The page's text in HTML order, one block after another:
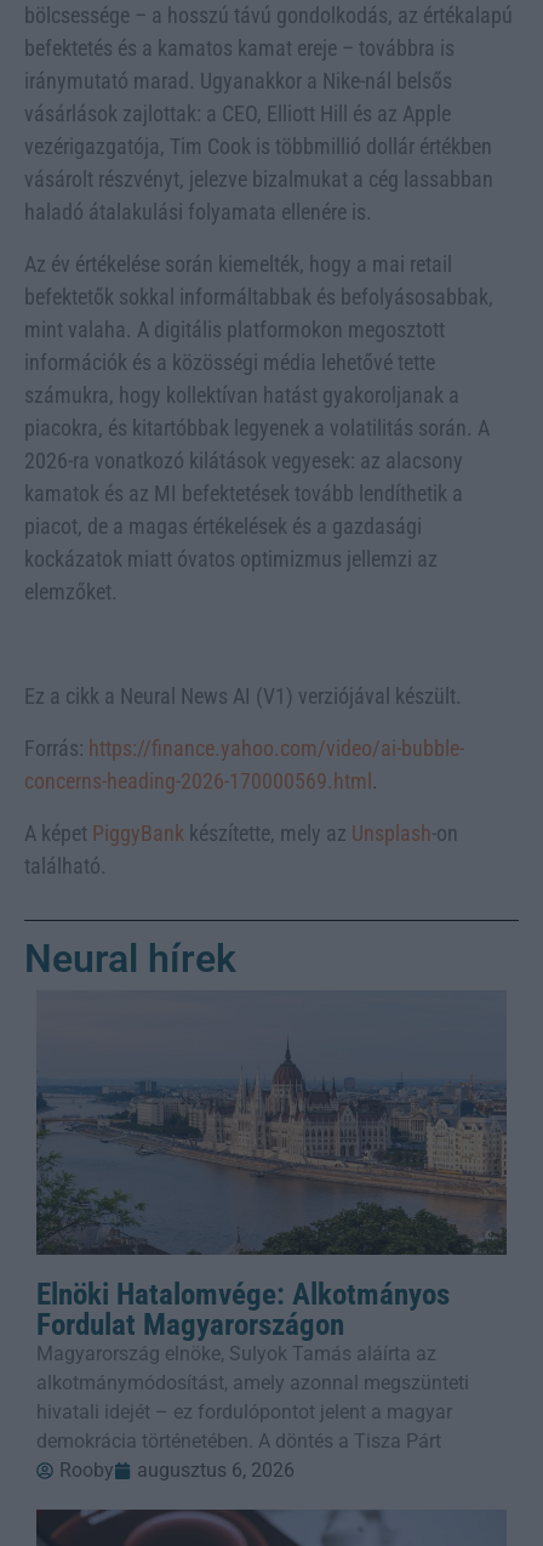
bölcsessége – a hosszú távú gondolkodás, az értékalapú
befektetés és a kamatos kamat ereje – továbbra is
iránymutató marad. Ugyanakkor a Nike-nál belsős
vásárlások zajlottak: a CEO, Elliott Hill és az Apple
vezérigazgatója, Tim Cook is többmillió dollár értékben
vásárolt részvényt, jelezve bizalmukat a cég lassabban
haladó átalakulási folyamata ellenére is.
Az év értékelése során kiemelték, hogy a mai retail
befektetők sokkal informáltabbak és befolyásosabbak,
mint valaha. A digitális platformokon megosztott
információk és a közösségi média lehetővé tette
számukra, hogy kollektívan hatást gyakoroljanak a
piacokra, és kitartóbbak legyenek a volatilitás során. A
2026-ra vonatkozó kilátások vegyesek: az alacsony
kamatok és az MI befektetések tovább lendíthetik a
piacot, de a magas értékelések és a gazdasági
kockázatok miatt óvatos optimizmus jellemzi az
elemzőket.
Ez a cikk a Neural News AI (V1) verziójával készült.
Forrás: https://finance.yahoo.com/video/ai-bubble-
concerns-heading-2026-170000569.html.
A képet PiggyBank készítette, mely az Unsplash-on
található.
Neural hírek
Elnöki Hatalomvége: Alkotmányos
Fordulat Magyarországon
Magyarország elnöke, Sulyok Tamás aláírta az
alkotmánymódosítást, amely azonnal megszünteti
hivatali idejét – ez fordulópontot jelent a magyar
demokrácia történetében. A döntés a Tisza Párt
Rooby
augusztus 6, 2026